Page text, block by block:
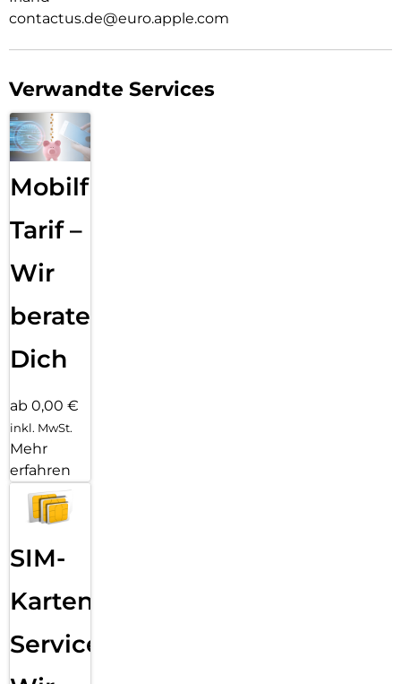
contactus.de@euro.apple.com
Verwandte Services
Mobilfunk
Tarif –
Wir
beraten
Dich
ab 0,00 €
inkl. MwSt.
Mehr
erfahren
SIM-
Karten
Service: